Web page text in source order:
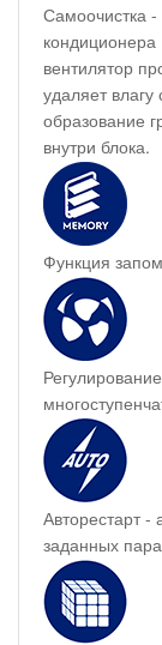
Самоочистка
вентилятор
удаляет
образование
внутри блока.
Функция
Авторестарт -
заданных